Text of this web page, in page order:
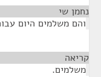
נחמן שי
והם משלמים היום
קריאה
משלמים.